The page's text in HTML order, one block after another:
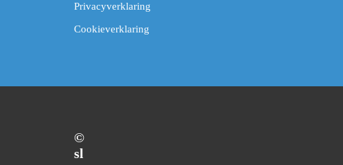
Privacyverklaring
Cookieverklaring
©️
sl